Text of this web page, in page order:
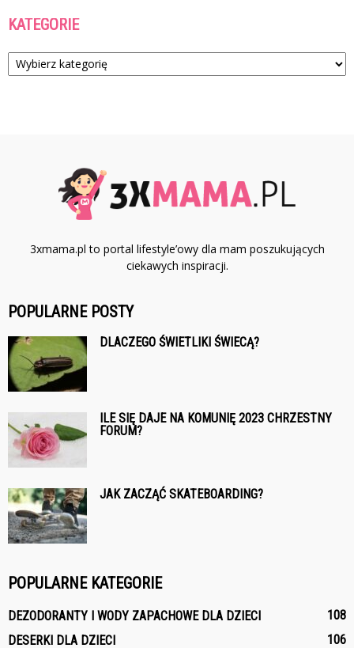
KATEGORIE
Kategorie
3xmama.pl to portal lifestyle’owy dla mam poszukujących
ciekawych inspiracji.
POPULARNE POSTY
DLACZEGO ŚWIETLIKI ŚWIECĄ?
ILE SIĘ DAJE NA KOMUNIĘ 2023 CHRZESTNY
FORUM?
JAK ZACZĄĆ SKATEBOARDING?
POPULARNE KATEGORIE
DEZODORANTY I WODY ZAPACHOWE DLA DZIECI
108
DESERKI DLA DZIECI
106